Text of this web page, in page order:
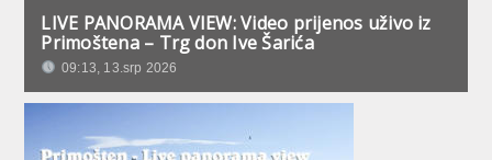
LIVE PANORAMA VIEW: Video prijenos uživo iz
Primoštena – Trg don Ive Šarića
09:13, 13.srp 2026